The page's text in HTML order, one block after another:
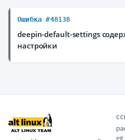
Ошибка #48138
deepin-default-settings
настройки